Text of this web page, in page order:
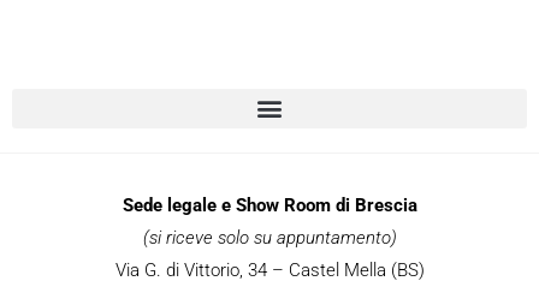
Sede legale e Show Room di Brescia
(si riceve solo su appuntamento)
Via G. di Vittorio, 34 – Castel Mella (BS)